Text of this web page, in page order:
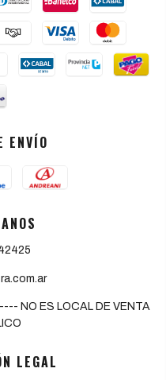
ENVÍO
NO ES LOCAL DE VENTA
LEGAL